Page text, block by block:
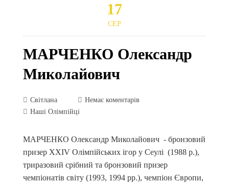
17
СЕР
МАРЧЕНКО Олександр
Миколайович
Світлана
Немає коментарів
Наші Олімпійці
МАРЧЕНКО Олександр Миколайович - бронзовий
призер ХХІV Олімпійських ігор у Сеулі (1988 р.),
триразовий срібний та бронзовий призер
чемпіонатів світу (1993, 1994 рр.), чемпіон Європи,